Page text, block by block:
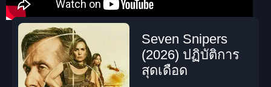
Seven Snipers
(2026) ปฏิบัติการ
สุดเดือด